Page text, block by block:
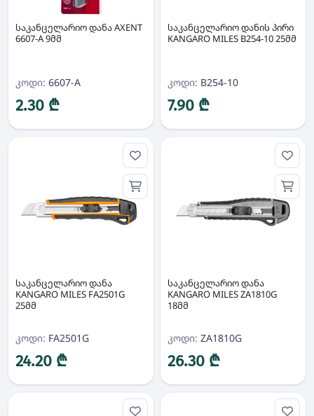
საკანცელარიო დანა AXENT
6607-A 9მმ
კოდი: 6607-A
2.30 ₾
საკანცელარიო დანის პირი
KANGARO MILES B254-10 25მმ
კოდი: B254-10
7.90 ₾
საკანცელარიო დანა
KANGARO MILES FA2501G
25მმ
კოდი: FA2501G
24.20 ₾
საკანცელარიო დანა
KANGARO MILES ZA1810G
18მმ
კოდი: ZA1810G
26.30 ₾